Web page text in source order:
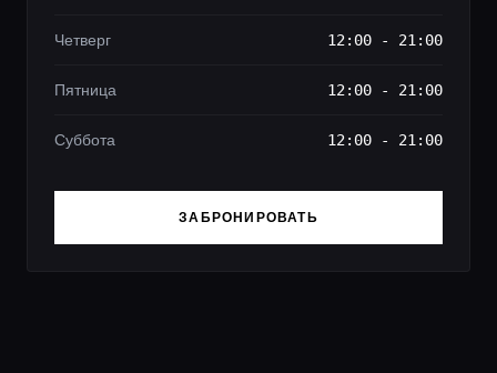
Четверг 12:00 - 21:00
Пятница 12:00 - 21:00
Суббота 12:00 - 21:00
ЗАБРОНИРОВАТЬ